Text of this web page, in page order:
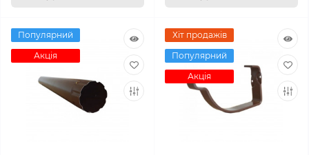
Популярний
Акція
Хіт продажів
Популярний
Акція